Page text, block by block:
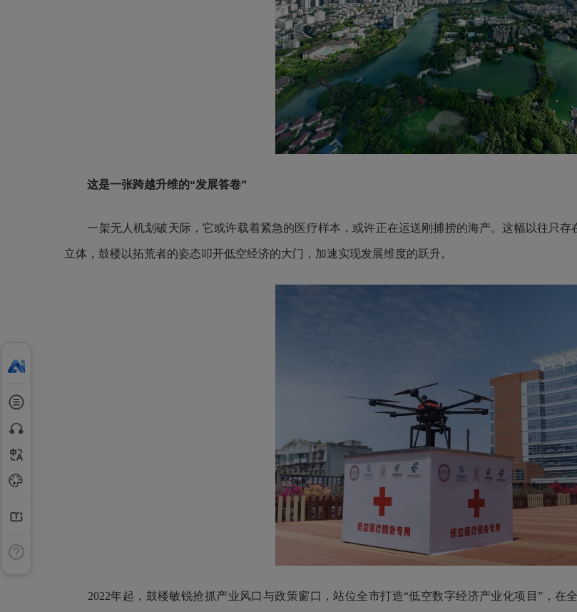
这是一张跨越升维的“发展答卷”
一架无人机划破天际，它或许载着紧急的医疗样本，或许正在运送刚捕捞的海产。这幅以往只存
立体，鼓楼以拓荒者的姿态叩开低空经济的大门，加速实现发展维度的跃升。
2022年起，鼓楼敏锐抢抓产业风口与政策窗口，站位全市打造“低空数字经济产业化项目”，在